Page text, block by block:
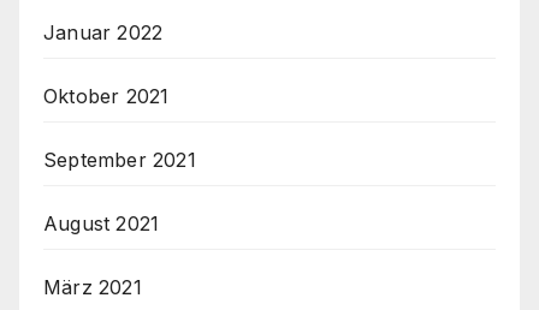
Januar 2022
Oktober 2021
September 2021
August 2021
März 2021